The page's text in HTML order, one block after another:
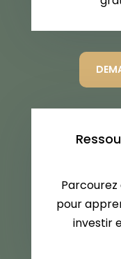
pour
investir